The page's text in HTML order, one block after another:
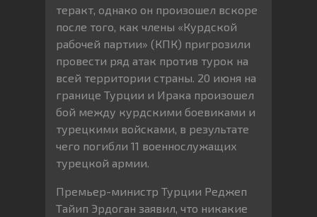
теракт, однако он произошел вскоре
после того, как члены «Курдской
рабочей партии» (КПК) пригрозили
провести ряд атак против турок на
всей территории страны. 20 июня на
границе Турции и Ирака произошел
бой между курдскими боевиками и
турецкими войсками, в результате
чего погибли 11 военнослужащих
турецкой армии.
Премьер-министр Турции Реджеп
Тайип Эрдоган заявил, что никакие